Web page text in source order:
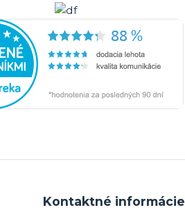
Kontaktné informácie